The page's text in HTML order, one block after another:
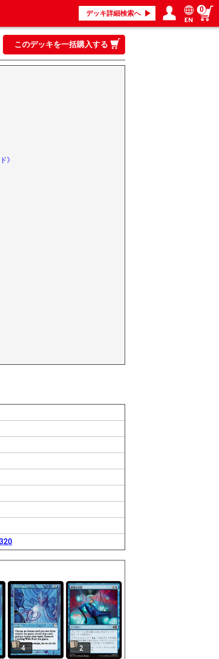
デッキ詳細検索へ
ログイン／会員登録
マイページ
EN
0
このデッキを一括購入する
》
4 2